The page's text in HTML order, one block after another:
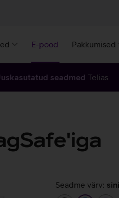
E-pood Pakkumised
seadmed Telias
Seadme värv: